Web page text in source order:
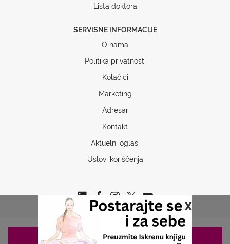
x
Lista doktora
SERVISNE INFORMACIJE
O nama
Politika privatnosti
Kolačići
Marketing
Adresar
Kontakt
Aktuelni oglasi
Uslovi korišćenja
ZAKAZIVANJE 063/687-460